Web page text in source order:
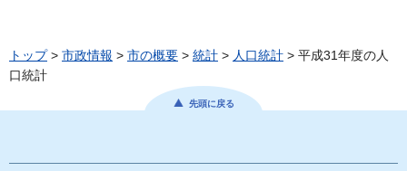
トップ> 市政情報 > 市の概要 > 統計 > 人口統計 > 平成31年度の人
口統計
先頭に戻る